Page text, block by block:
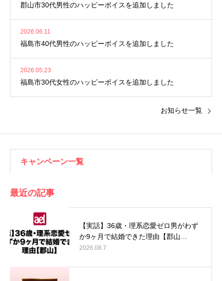
郡山市30代男性のハッピーボイスを追加しました
2026.06.11
福島市40代男性のハッピーボイスを追加しました
2026.05.23
福島市30代女性のハッピーボイスを追加しました
お知らせ一覧
キャンペーン一覧
最近の記事
【実話】36歳・理系恋愛ゼロ男がわず
か9ヶ月で結婚できた理由【郡山…
2026.08.7